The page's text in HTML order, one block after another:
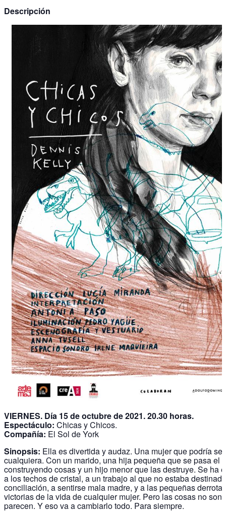
Descripción
VIERNES. Día 15 de octubre de 2021. 20.30 horas.
Espectáculo: Chicas y Chicos.
Compañía: El Sol de York
Sinopsis: Ella es divertida y audaz. Una mujer que podría ser
cualquiera. Con un marido, una hija pequeña que se pasa el
construyendo cosas y un hijo menor que las destruye. Se ha
a los techos de cristal, a un trabajo al que no estaba
conciliación, a sentirse mala madre, y a las pequeñas
victorias de la vida de cualquier mujer. Pero las cosas no son
parecen. Y eso va a cambiarlo todo. Para siempre.